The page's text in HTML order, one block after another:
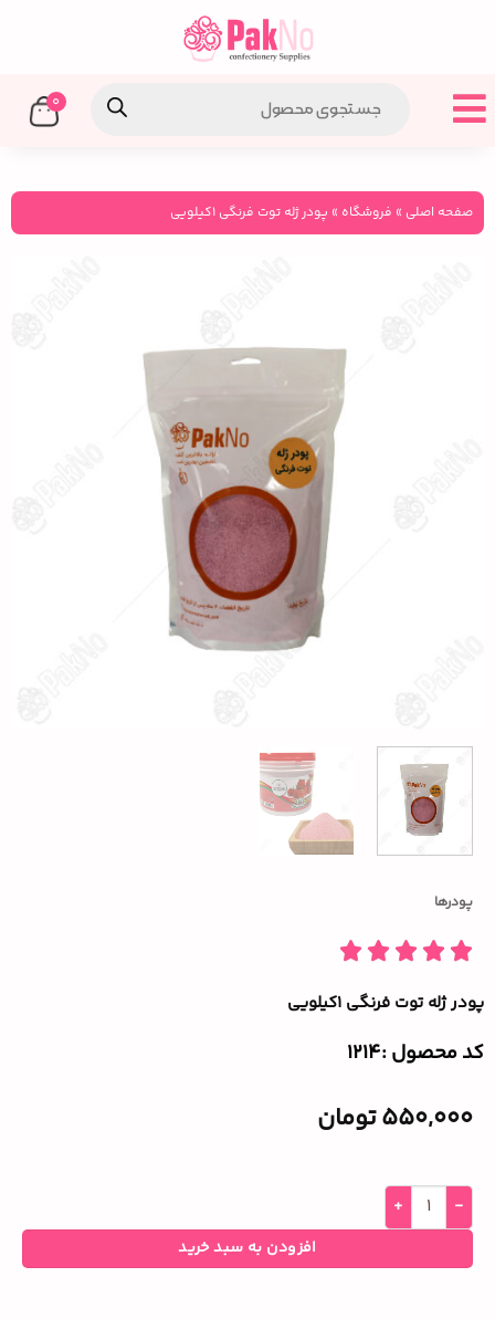
0
صفحه اصلی » فروشگاه » پودر ژله توت فرنگی ۱کیلویی
پودرها
پودر ژله توت فرنگی ۱کیلویی
کد محصول :‌1214
550,000تومان
افزودن به سبد خرید